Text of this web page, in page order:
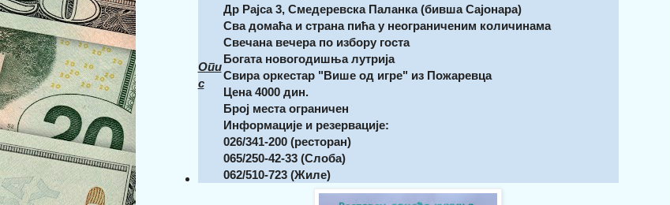
Опи
с
Др Рајса 3, Смедеревска Паланка (бивша Сајонара)
Сва домаћа и страна пића у неограниченим количинама
Свечана вечера по избору госта
Богата новогодишња лутрија
Свира оркестар "Више од игре" из Пожаревца
Цена 4000 дин.
Број места ограничен
Информације и резервације:
026/341-200 (ресторан)
065/250-42-33 (Слоба)
062/510-723 (Жиле)